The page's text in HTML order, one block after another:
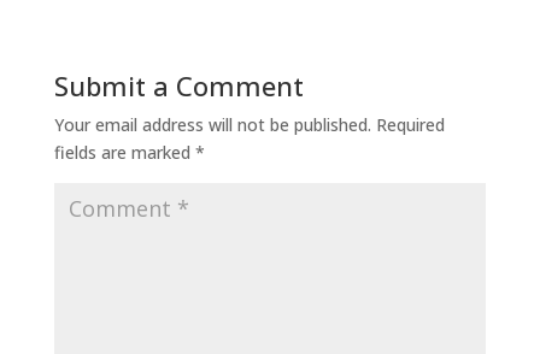
Submit a Comment
Your email address will not be published. Required
fields are marked *